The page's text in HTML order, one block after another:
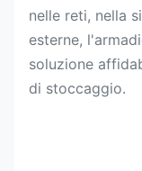
nelle reti, nella
esterne,
soluzione
di stoccaggio.